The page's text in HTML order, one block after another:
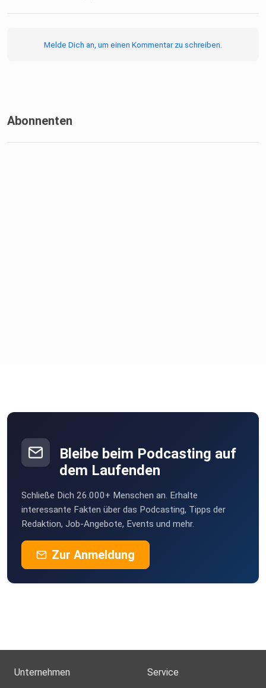
Melde Dich an, um einen Kommentar zu schreiben.
Abonnenten
Bleibe beim Podcasting auf
dem Laufenden
Schließe Dich 26.000+ Menschen an. Erhalte
interessante Fakten über das Podcasting, Tipps der
Redaktion, Job-Angebote, Events und mehr.
Zur Anmeldung
Unternehmen Service